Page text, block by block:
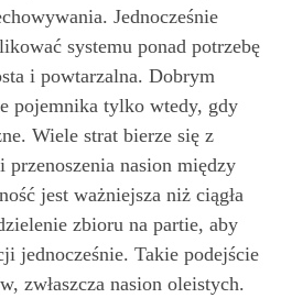
Jednocześnie
systemu ponad potrzebę
i powtarzalna. Dobrym
pojemnika tylko wtedy, gdy
Wiele strat bierze się z
przenoszenia nasion między
jest ważniejsza niż ciągła
zbioru na partie, aby
jednocześnie. Takie podejście
zwłaszcza nasion oleistych.